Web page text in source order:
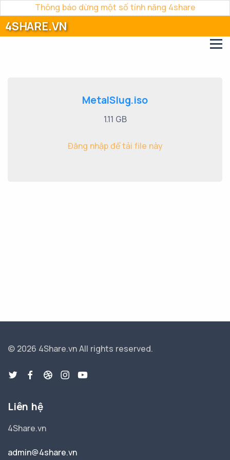
Thông báo dừng một số tính năng 4share
4SHARE.VN
MetalSlug.iso
1.11 GB
Đăng nhập để tải file này
© 2026 4Share.vnAll rights reserved.
Liên hệ
4Share.vn
admin@4share.vn